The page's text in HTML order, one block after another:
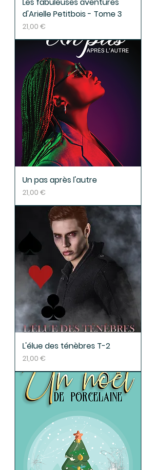
d'Arielle Petitbois - Tome 3
Prix
21,00 €
Un pas après l'autre
Prix
21,00 €
L'élue des ténèbres T-2
Prix
21,00 €